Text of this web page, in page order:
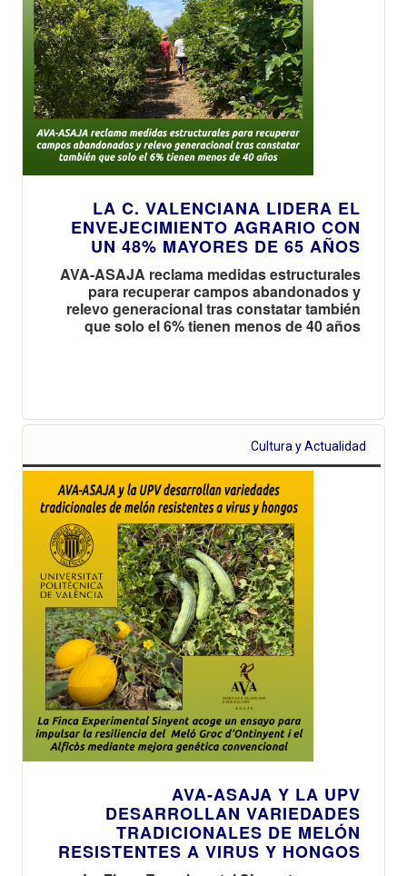
LA C. VALENCIANA LIDERA EL
ENVEJECIMIENTO AGRARIO CON
UN 48% MAYORES DE 65 AÑOS
AVA-ASAJA reclama medidas estructurales
para recuperar campos abandonados y
relevo generacional tras constatar también
que solo el 6% tienen menos de 40 años
Cultura y Actualidad
AVA-ASAJA Y LA UPV
DESARROLLAN VARIEDADES
TRADICIONALES DE MELÓN
RESISTENTES A VIRUS Y HONGOS